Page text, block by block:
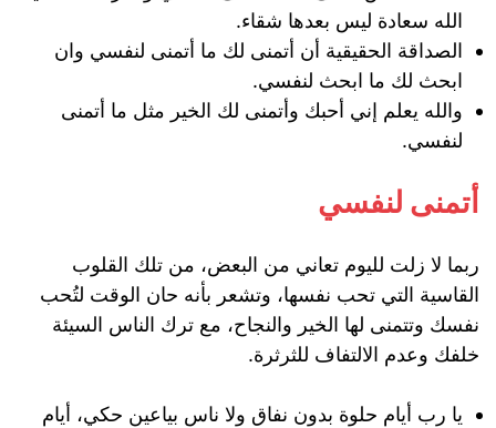
الله سعادة ليس بعدها شقاء.
الصداقة الحقيقية أن أتمنى لك ما أتمنى لنفسي وان
ابحث لك ما ابحث لنفسي.
والله يعلم إني أحبك وأتمنى لك الخير مثل ما أتمنى
لنفسي.
أتمنى لنفسي
ربما لا زلت لليوم تعاني من البعض، من تلك القلوب
القاسية التي تحب نفسها، وتشعر بأنه حان الوقت لتُحب
نفسك وتتمنى لها الخير والنجاح، مع ترك الناس السيئة
خلفك وعدم الالتفاف للثرثرة.
يا رب أيام حلوة بدون نفاق ولا ناس بياعين حكي، أيام